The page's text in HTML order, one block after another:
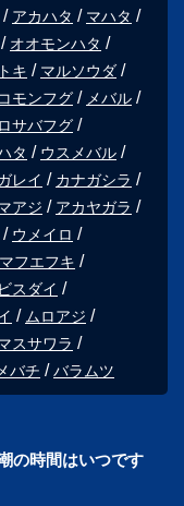
アカハタ
マハタ
オオモンハタ
キ
マルソウダ
コモンフグ
メバル
サバフグ
タ
ウスメバル
レイ
カナガシラ
アジ
アカヤガラ
ウメイロ
フエフキ
スダイ
ムロアジ
スサワラ
メバチ バラムツ
の時間はいつです